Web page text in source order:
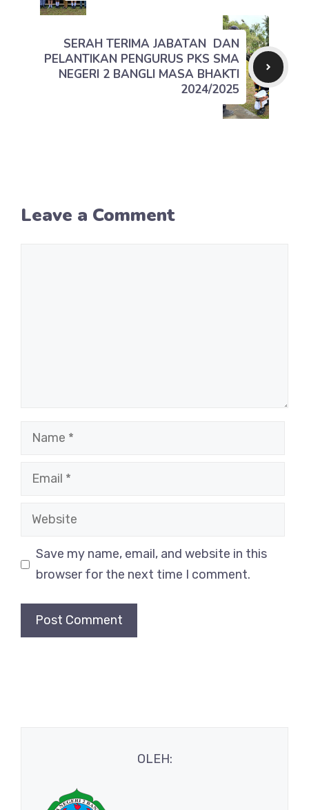
SERAH TERIMA JABATAN DAN
PELANTIKAN PENGURUS PKS SMA
NEGERI 2 BANGLI MASA BHAKTI
2024/2025
Leave a Comment
Name
Email
Website
Save my name, email, and website in this
browser for the next time I comment.
OLEH: